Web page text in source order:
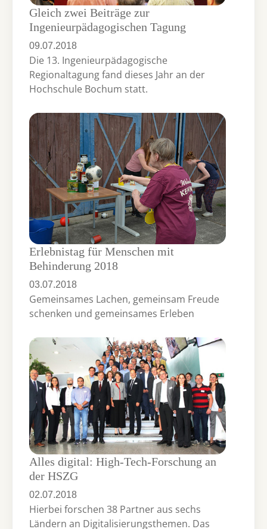
Gleich zwei Beiträge zur
Ingenieurpädagogischen Tagung
09.07.2018
Die 13. Ingenieurpädagogische
Regionaltagung fand dieses Jahr an der
Hochschule Bochum statt.
Erlebnistag für Menschen mit
Behinderung 2018
03.07.2018
Gemeinsames Lachen, gemeinsam Freude
schenken und gemeinsames Erleben
Alles digital: High-Tech-Forschung an
der HSZG
02.07.2018
Hierbei forschen 38 Partner aus sechs
Ländern an Digitalisierungsthemen. Das